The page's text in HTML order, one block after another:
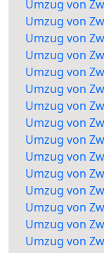
Umzug von
Umzug von
Umzug von
Umzug von
Umzug von
Umzug von
Umzug von
Umzug von
Umzug von
Umzug von
Umzug von
Umzug von
Umzug von
Umzug von
Umzug von